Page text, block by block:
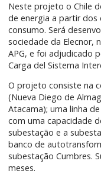
Neste projeto o Chile
de energia a partir
consumo. Será
sociedade da Elecnor,
APG, e foi adjudicado
Carga del Sistema
O projeto consiste na
(Nueva Diego de
Atacama); uma linha
com uma capacidade
subestação e a
banco de
subestação Cumbres.
meses.